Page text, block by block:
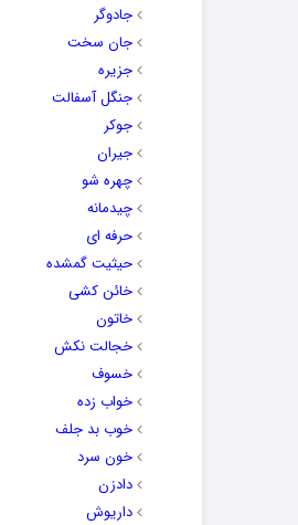
جادوگر
جان سخت
جزیره
جنگل آسفالت
جوکر
جیران
چهره شو
چیدمانه
حرفه ای
حیثیت گمشده
خائن کشی
خاتون
خجالت نکش
خسوف
خواب زده
خوب بد جلف
خون سرد
دادزن
داریوش